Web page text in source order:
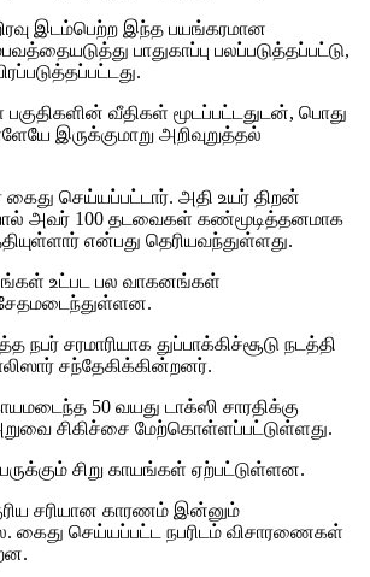
இடம்பெற்ற இந்த பயங்கரமான
பாதுகாப்பு பலப்படுத்தப்பட்டு,
வீதிகள் மூடப்பட்டதுடன், பொது
இருக்குமாறு அறிவுறுத்தல்
கைது செய்யப்பட்டார். அதி உயர் திறன்
அவர் 100 தடவைகள் கண்மூடித்தனமாக
என்பது தெரியவந்துள்ளது.
உட்பட பல வாகனங்கள்
சேதமடைந்துள்ளன.
நபர் சரமாரியாக துப்பாக்கிச்சூடு நடத்தி
சந்தேகிக்கின்றனர்.
50 வயது டாக்ஸி சாரதிக்கு
சிகிச்சை மேற்கொள்ளப்பட்டுள்ளது.
சிறு காயங்கள் ஏற்பட்டுள்ளன.
சரியான காரணம் இன்னும்
கைது செய்யப்பட்ட நபரிடம் விசாரணைகள்